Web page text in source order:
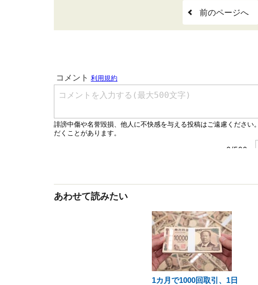
前のページへ
あわせて読みたい
1カ月で1000回取引、1日